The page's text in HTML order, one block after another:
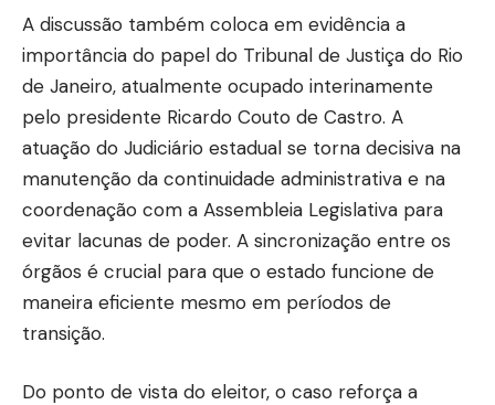
A discussão também coloca em evidência a
importância do papel do Tribunal de Justiça do Rio
de Janeiro, atualmente ocupado interinamente
pelo presidente Ricardo Couto de Castro. A
atuação do Judiciário estadual se torna decisiva na
manutenção da continuidade administrativa e na
coordenação com a Assembleia Legislativa para
evitar lacunas de poder. A sincronização entre os
órgãos é crucial para que o estado funcione de
maneira eficiente mesmo em períodos de
transição.
Do ponto de vista do eleitor, o caso reforça a